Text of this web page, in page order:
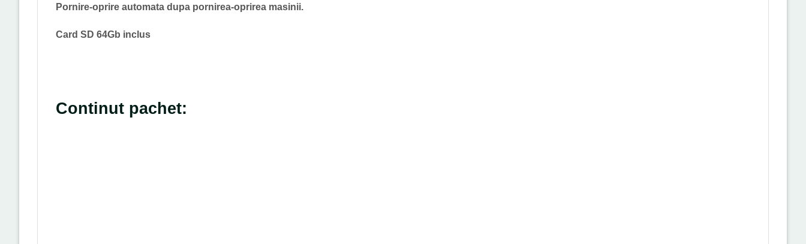
Pornire-oprire automata dupa pornirea-oprirea masinii.
Card SD 64Gb inclus
Continut pachet: